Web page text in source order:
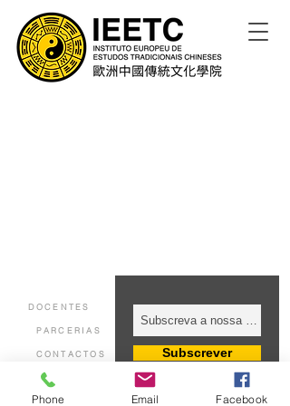
DOCENTES
PARCERIAS
CONTACTOS Subscrever
Phone Email Facebook